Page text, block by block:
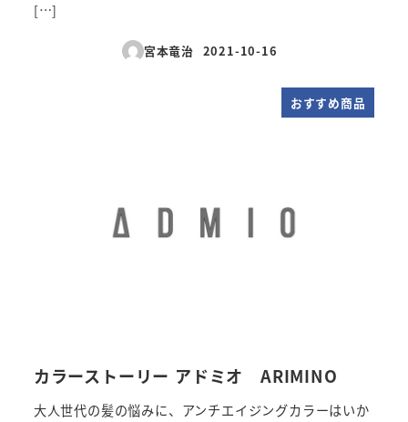
[…]
宮本竜治
投稿日
2021-10-16
おすすめ商品
カラーストーリー アドミオ ARIMINO
大人世代の髪の悩みに、アンチエイジングカラーはいか